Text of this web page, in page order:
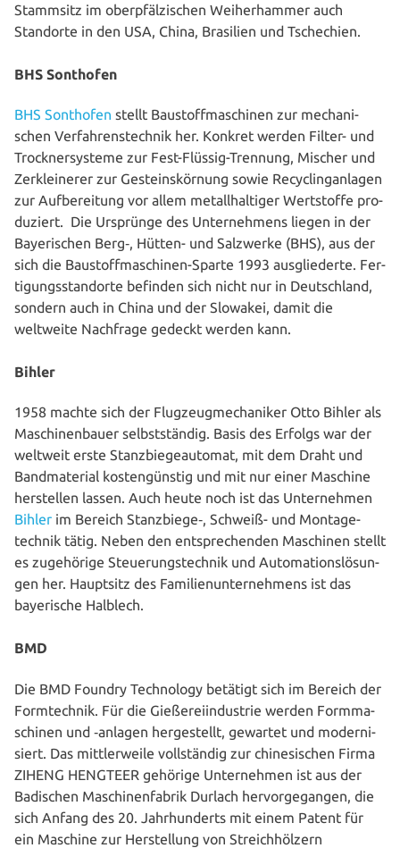
Stammsitz im ober­pfäl­zi­schen Wei­her­ham­mer auch
Standorte in den USA, China, Brasilien und Tschechien.
BHS Sonthofen
BHS Sonthofen stellt Bau­stoff­ma­schi­nen zur mecha­ni­
schen Ver­fah­rens­tech­nik her. Konkret werden Filter- und
Trock­ner­sys­te­me zur Fest-Flüssig-Trennung, Mischer und
Zer­klei­ne­rer zur Gesteins­kör­nung sowie Recy­cling­an­la­gen
zur Auf­be­rei­tung vor allem metall­hal­ti­ger Wert­stof­fe pro­
du­ziert. Die Ursprünge des Unter­neh­mens liegen in der
Baye­ri­schen Berg‑, Hütten- und Salzwerke (BHS), aus der
sich die Bau­stoff­ma­schi­nen-Sparte 1993 aus­glie­der­te. Fer­
ti­gungs­stand­or­te befinden sich nicht nur in Deutsch­land,
sondern auch in China und der Slowakei, damit die
weltweite Nachfrage gedeckt werden kann.
Bihler
1958 machte sich der Flug­zeug­me­cha­ni­ker Otto Bihler als
Maschi­nen­bau­er selbst­stän­dig. Basis des Erfolgs war der
weltweit erste Stanz­bie­ge­au­to­mat, mit dem Draht und
Band­ma­te­ri­al kos­ten­güns­tig und mit nur einer Maschine
her­stel­len lassen. Auch heute noch ist das Unter­neh­men
Bihler im Bereich Stanzbiege‑, Schweiß- und Mon­ta­ge­
tech­nik tätig. Neben den ent­spre­chen­den Maschinen stellt
es zuge­hö­ri­ge Steue­rungs­tech­nik und Auto­ma­ti­ons­lö­sun­
gen her. Hauptsitz des Fami­li­en­un­ter­neh­mens ist das
baye­ri­sche Halblech.
BMD
Die BMD Foundry Tech­no­lo­gy betätigt sich im Bereich der
Form­tech­nik. Für die Gie­ße­rei­in­dus­trie werden Form­ma­
schi­nen und ‑anlagen her­ge­stellt, gewartet und moder­ni­
siert. Das mitt­ler­wei­le voll­stän­dig zur chi­ne­si­schen Firma
ZIHENG HENGTEER gehörige Unter­neh­men ist aus der
Badischen Maschi­nen­fa­brik Durlach her­vor­ge­gan­gen, die
sich Anfang des 20. Jahr­hun­derts mit einem Patent für
ein Maschine zur Her­stel­lung von Streich­höl­zern